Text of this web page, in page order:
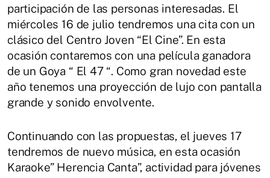
participación de las personas interesadas. El
miércoles 16 de julio tendremos una cita con un
clásico del Centro Joven “El Cine”. En esta
ocasión contaremos con una película ganadora
de un Goya “ El 47 “. Como gran novedad este
año tenemos una proyección de lujo con pantalla
grande y sonido envolvente.
Continuando con las propuestas, el jueves 17
tendremos de nuevo música, en esta ocasión
Karaoke” Herencia Canta”, actividad para jóvenes